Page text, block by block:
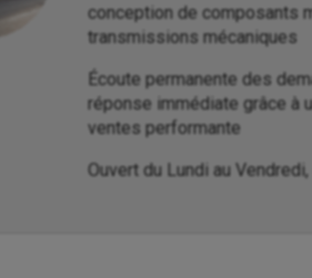
conception de composants
transmissions mécaniques
Écoute permanente des
réponse immédiate grâce à
ventes performante
Ouvert du Lundi au